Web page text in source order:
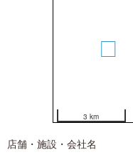
3 km
店舗・施設・会社名